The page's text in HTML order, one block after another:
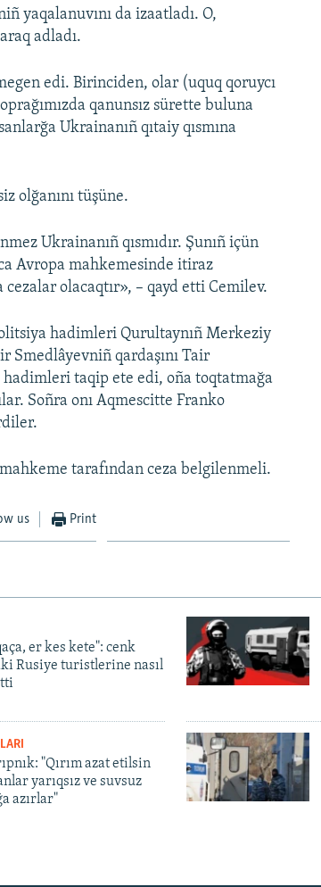
yaqalanuvını da izaatladı. O,
adladı.
edi. Birinciden, olar (uquq qoruycı
qanunsız sürette buluna
Ukrainanıñ qıtaiy qısmına
olğanını tüşüne.
Ukrainanıñ qısmıdır. Şunıñ içün
Avropa mahkemesinde itiraz
olacaqtır», – qayd etti Cemilev.
hadimleri Qurultaynıñ Merkeziy
Smedlâyevniñ qardaşını Tair
hadimleri taqip ete edi, oña toqtatmağa
Soñra onı Aqmescitte Franko
tarafından ceza belgilenmeli.
us Print
er kes kete": cenk
Rusiye turistlerine nasıl
"Qırım azat etilsin
yarıqsız ve suvsuz
azırlar"